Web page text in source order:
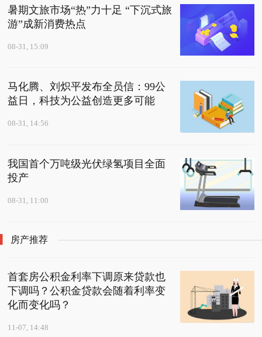
暑期文旅市场“热”力十足 “下沉式旅
游”成新消费热点
08-31, 15:09
马化腾、刘炽平发布全员信：99公
益日，科技为公益创造更多可能
08-31, 14:56
我国首个万吨级光伏绿氢项目全面
投产
08-31, 11:00
房产推荐
首套房公积金利率下调原来贷款也
下调吗？公积金贷款会随着利率变
化而变化吗？
11-07, 14:48